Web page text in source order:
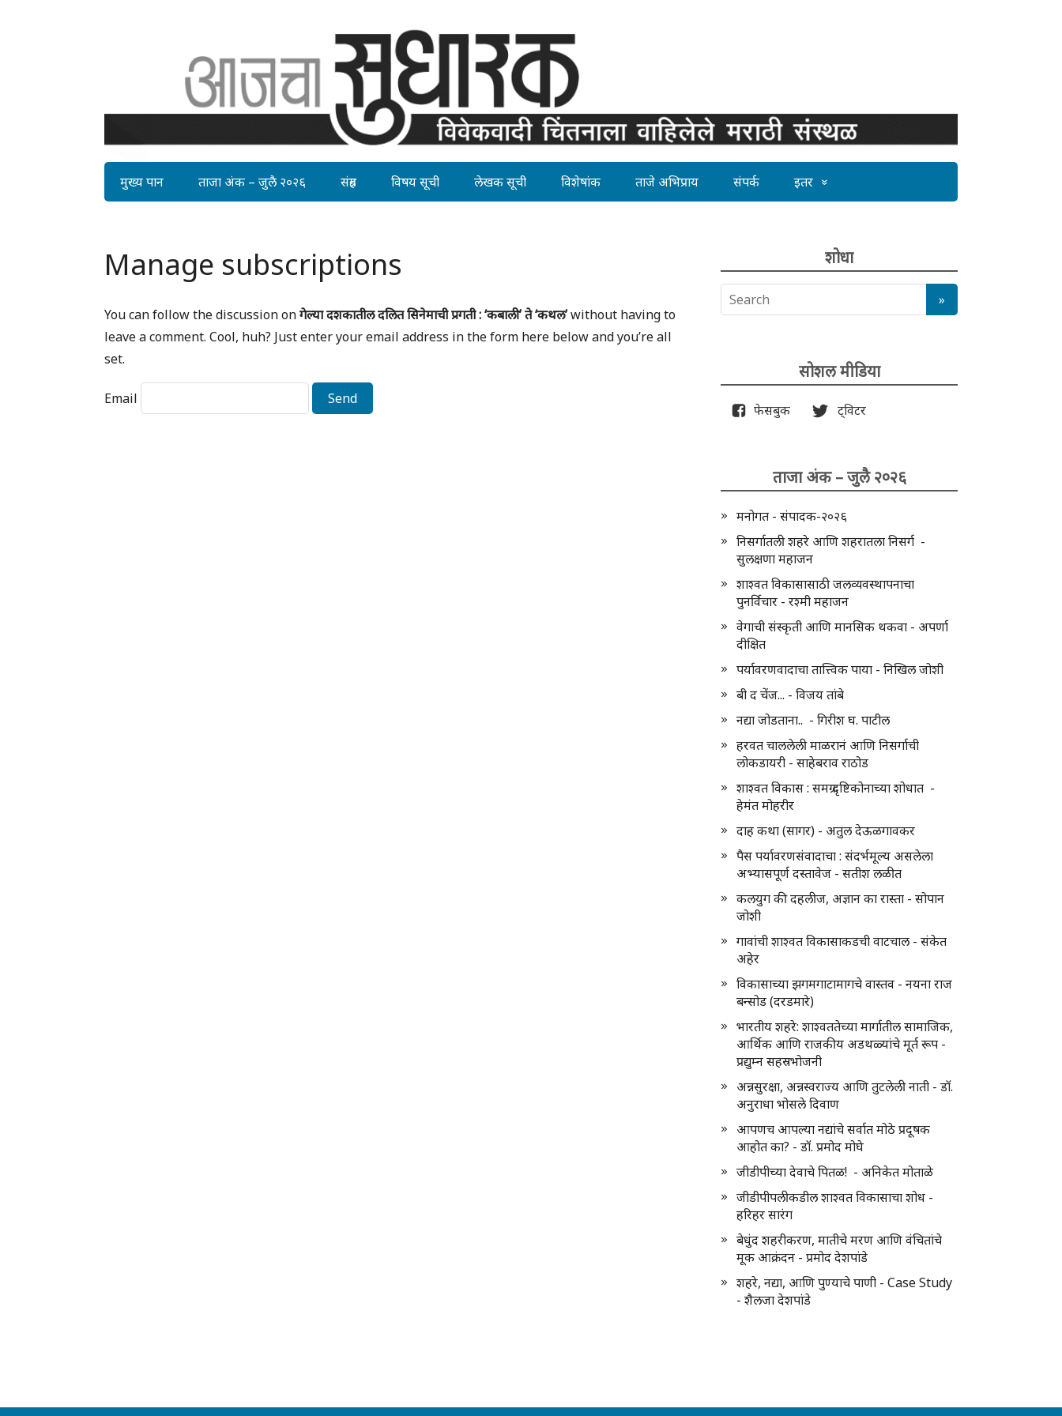
मुख्य पान ताजा अंक – जुलै २०२६ संग्रह विषय सूची लेखक सूची विशेषांक ताजे अभिप्राय संपर्क इतर
Manage subscriptions
You can follow the discussion onगेल्या दशकातील दलित सिनेमाची प्रगती : ‘कबाली’ ते ‘कथल’without having to
leave a comment. Cool, huh? Just enter your email address in the form here below and you’re all
set.
Email
शोधा
सोशल मीडिया
फेसबुक ट्विटर
ताजा अंक – जुलै २०२६
मनोगत - संपादक-२०२६
निसर्गातली शहरे आणि शहरातला निसर्ग -
सुलक्षणा महाजन
शाश्वत विकासासाठी जलव्यवस्थापनाचा
पुनर्विचार - रश्मी महाजन
वेगाची संस्कृती आणि मानसिक थकवा - अपर्णा
दीक्षित
पर्यावरणवादाचा तात्त्विक पाया - निखिल जोशी
बी द चेंज... - विजय तांबे
नद्या जोडताना.. - गिरीश घ. पाटील
हरवत चाललेली माळरानं आणि निसर्गाची
लोकडायरी - साहेबराव राठोड
शाश्वत विकास : समग्र दृष्टिकोनाच्या शोधात -
हेमंत मोहरीर
दाह कथा (सागर) - अतुल देऊळगावकर
पैस पर्यावरणसंवादाचा : संदर्भमूल्य असलेला
अभ्यासपूर्ण दस्तावेज - सतीश लळीत
कलयुग की दहलीज, अज्ञान का रास्ता - सोपान
जोशी
गावांची शाश्वत विकासाकडची वाटचाल - संकेत
अहेर
विकासाच्या झगमगाटामागचे वास्तव - नयना राज
बन्सोड (दरडमारे)
भारतीय शहरे: शाश्वततेच्या मार्गातील सामाजिक,
आर्थिक आणि राजकीय अडथळ्यांचे मूर्त रूप -
प्रद्युम्न सहस्रभोजनी
अन्नसुरक्षा, अन्नस्वराज्य आणि तुटलेली नाती - डॉ.
अनुराधा भोसले दिवाण
आपणच आपल्या नद्यांचे सर्वात मोठे प्रदूषक
आहोत का? - डॉ. प्रमोद मोघे
जीडीपीच्या देवाचे पितळ! - अनिकेत मोताळे
जीडीपीपलीकडील शाश्वत विकासाचा शोध -
हरिहर सारंग
बेधुंद शहरीकरण, मातीचे मरण आणि वंचितांचे
मूक आक्रंदन - प्रमोद देशपांडे
शहरे, नद्या, आणि पुण्याचे पाणी - Case Study
- शैलजा देशपांडे